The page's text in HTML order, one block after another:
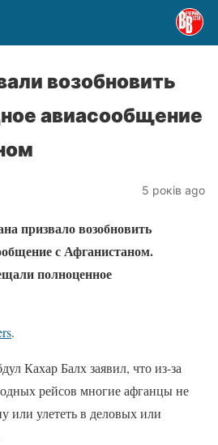
возобновить
авиасообщение
5 років ago
призвало возобновить
с Афганистаном.
полноценное
.
Кахар Балх заявил, что из-за
рейсов многие афганцы не
или улететь в деловых или